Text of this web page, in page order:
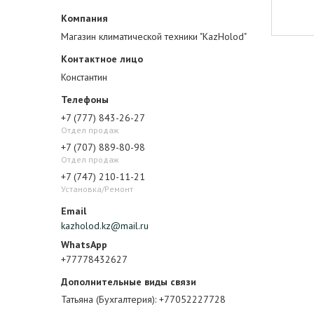
Магазин климатической техники "KazHolod"
Константин
+7 (777) 843-26-27
Отдел продаж
+7 (707) 889-80-98
Отдел продаж
+7 (747) 210-11-21
Установка/Ремонт
kazholod.kz@mail.ru
+77778432627
Татьяна (Бухгалтерия) +77052227728